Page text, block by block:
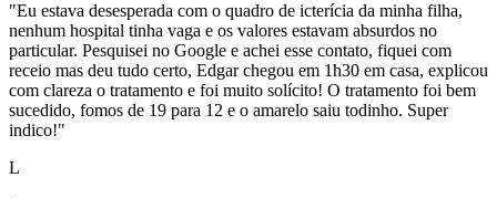
"Eu estava desesperada com o quadro de icterícia da minha filha,
nenhum hospital tinha vaga e os valores estavam absurdos no
particular. Pesquisei no Google e achei esse contato, fiquei com
receio mas deu tudo certo, Edgar chegou em 1h30 em casa, explicou
com clareza o tratamento e foi muito solícito! O tratamento foi bem
sucedido, fomos de 19 para 12 e o amarelo saiu todinho. Super
indico!"
L